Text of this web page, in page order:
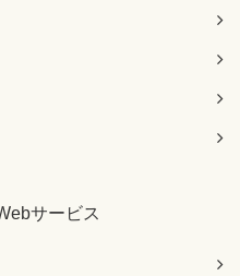
サービス